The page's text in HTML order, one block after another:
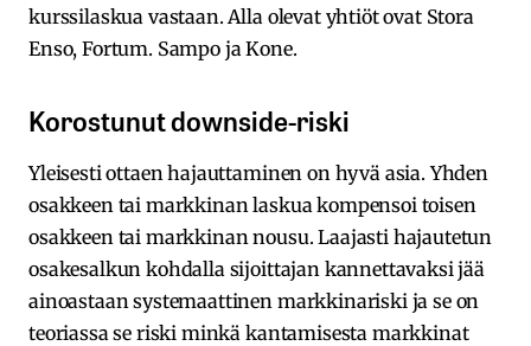
kurssilaskua vastaan. Alla olevat yhtiöt ovat Stora
Enso, Fortum. Sampo ja Kone.
Korostunut downside-riski
Yleisesti ottaen hajauttaminen on hyvä asia. Yhden
osakkeen tai markkinan laskua kompensoi toisen
osakkeen tai markkinan nousu. Laajasti hajautetun
osakesalkun kohdalla sijoittajan kannettavaksi jää
ainoastaan systemaattinen markkinariski ja se on
teoriassa se riski minkä kantamisesta markkinat